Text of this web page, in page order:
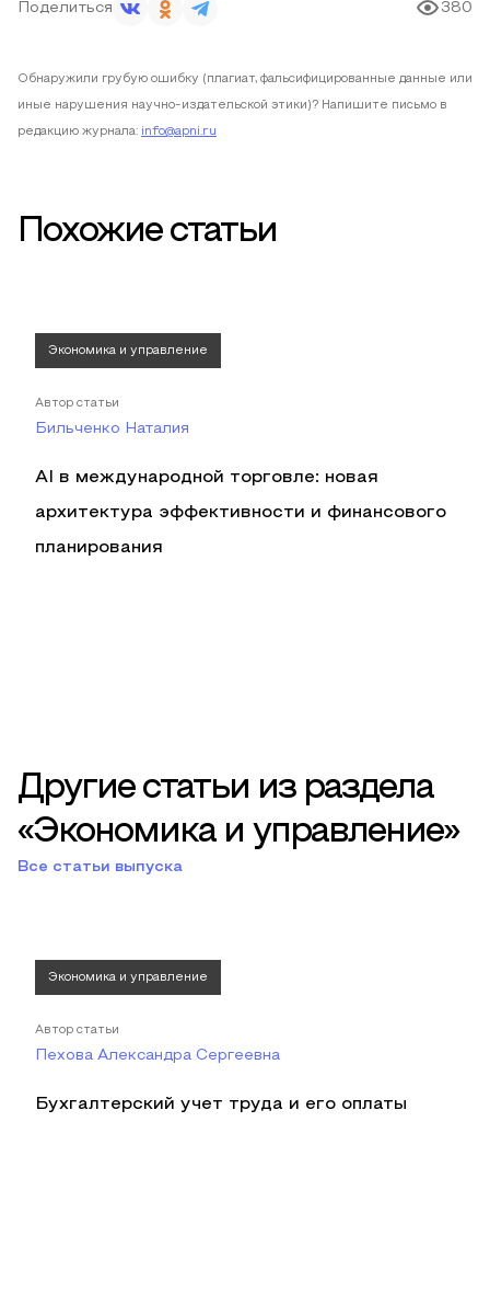
Поделиться 380
Обнаружили грубую ошибку (плагиат, фальсифицированные данные или
иные нарушения научно-издательской этики)? Напишите письмо в
редакцию журнала: info@apni.ru
Похожие статьи
Экономика и управление
Автор статьи
Бильченко Наталия
AI в международной торговле: новая
архитектура эффективности и финансового
планирования
Другие статьи из раздела
«Экономика и управление»
Все статьи выпуска
Экономика и управление
Автор статьи
Пехова Александра Сергеевна
Бухгалтерский учет труда и его оплаты